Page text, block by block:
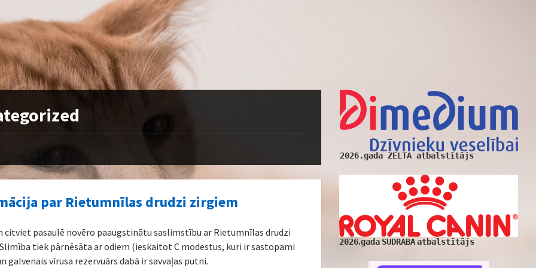
par Rietumnīlas drudzi zirgiem
citviet pasaulē novēro paaugstinātu saslimstību ar Rietumnīlas drudzi
tiek pārnēsāta ar odiem (ieskaitot C modestus, kuri ir sastopami
galvenais vīrusa rezervuārs dabā ir savvaļas putni.
2026.gada ZELTA atbalstītājs
2026.gada SUDRABA atbalstītājs